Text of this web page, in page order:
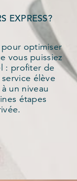
EXPRESS?
pour optimiser
vous puissiez
: profiter de
élève
un niveau
étapes